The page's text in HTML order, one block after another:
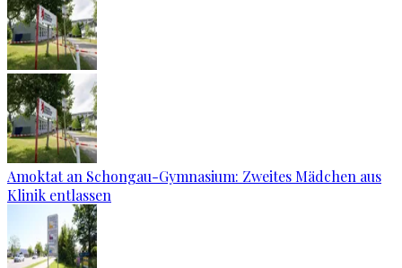
Amoktat an Schongau-Gymnasium: Zweites Mädchen aus
Klinik entlassen